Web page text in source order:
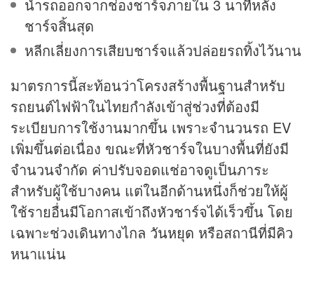
นำรถออกจากช่องชาร์จภายใน 3 นาทีหลัง
ชาร์จสิ้นสุด
หลีกเลี่ยงการเสียบชาร์จแล้วปล่อยรถทิ้งไว้นาน
มาตรการนี้สะท้อนว่าโครงสร้างพื้นฐานสำหรับ
รถยนต์ไฟฟ้าในไทยกำลังเข้าสู่ช่วงที่ต้องมี
ระเบียบการใช้งานมากขึ้น เพราะจำนวนรถ EV
เพิ่มขึ้นต่อเนื่อง ขณะที่หัวชาร์จในบางพื้นที่ยังมี
จำนวนจำกัด ค่าปรับจอดแช่อาจดูเป็นภาระ
สำหรับผู้ใช้บางคน แต่ในอีกด้านหนึ่งก็ช่วยให้ผู้
ใช้รายอื่นมีโอกาสเข้าถึงหัวชาร์จได้เร็วขึ้น โดย
เฉพาะช่วงเดินทางไกล วันหยุด หรือสถานีที่มีคิว
หนาแน่น